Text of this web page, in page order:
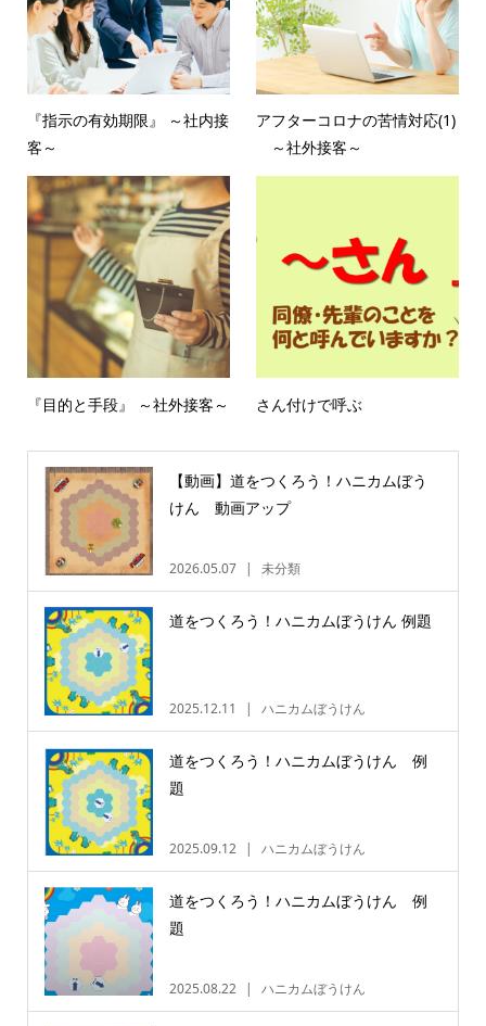
『指示の有効期限』 ～社内接
客～
アフターコロナの苦情対応(1)
～社外接客～
『目的と手段』 ～社外接客～ さん付けで呼ぶ
【動画】道をつくろう！ハニカムぼう
けん 動画アップ
2026.05.07 未分類
道をつくろう！ハニカムぼうけん 例題
2025.12.11 ハニカムぼうけん
道をつくろう！ハニカムぼうけん 例
題
2025.09.12 ハニカムぼうけん
道をつくろう！ハニカムぼうけん 例
題
2025.08.22 ハニカムぼうけん